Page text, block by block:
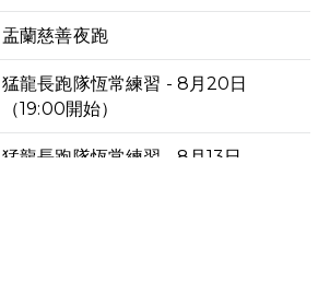
盂蘭慈善夜跑
猛龍長跑隊恆常練習 - 8月20日
（19:00開始）
猛龍長跑隊恆常練習 - 8月13日